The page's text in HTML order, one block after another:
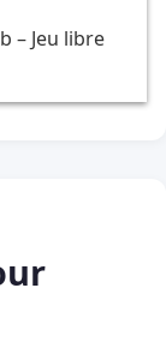
– Jeu libre